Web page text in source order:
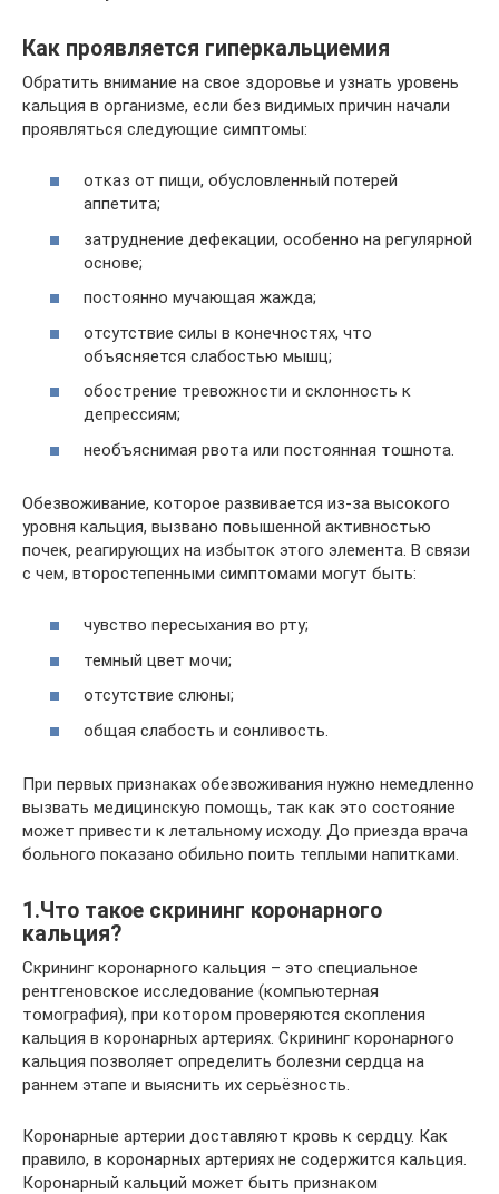
Как проявляется гиперкальциемия
Обратить внимание на свое здоровье и узнать уровень
кальция в организме, если без видимых причин начали
проявляться следующие симптомы:
отказ от пищи, обусловленный потерей
аппетита;
затруднение дефекации, особенно на регулярной
основе;
постоянно мучающая жажда;
отсутствие силы в конечностях, что
объясняется слабостью мышц;
обострение тревожности и склонность к
депрессиям;
необъяснимая рвота или постоянная тошнота.
Обезвоживание, которое развивается из-за высокого
уровня кальция, вызвано повышенной активностью
почек, реагирующих на избыток этого элемента. В связи
с чем, второстепенными симптомами могут быть:
чувство пересыхания во рту;
темный цвет мочи;
отсутствие слюны;
общая слабость и сонливость.
При первых признаках обезвоживания нужно немедленно
вызвать медицинскую помощь, так как это состояние
может привести к летальному исходу. До приезда врача
больного показано обильно поить теплыми напитками.
1.Что такое скрининг коронарного
кальция?
Cкрининг коронарного кальция – это специальное
рентгеновское исследование (компьютерная
томография), при котором проверяются скопления
кальция в коронарных артериях. Скрининг коронарного
кальция позволяет определить болезни сердца на
раннем этапе и выяснить их серьёзность.
Коронарные артерии доставляют кровь к сердцу. Как
правило, в коронарных артериях не содержится кальция.
Коронарный кальций может быть признаком